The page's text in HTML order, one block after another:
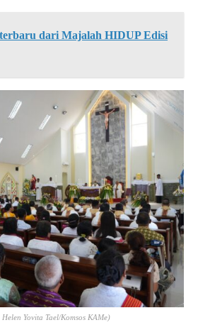
dari Majalah HIDUP Edisi
Yovita Tael/Komsos KAMe)